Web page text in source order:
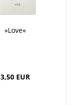
»Love«
3,50 EUR